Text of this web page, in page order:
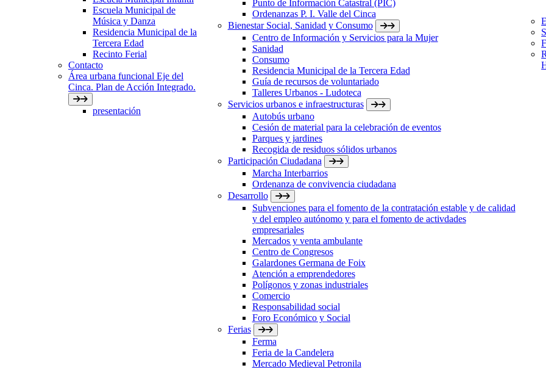
Escuela Municipal de
Música y Danza
Residencia Municipal de la
Tercera Edad
Recinto Ferial
Contacto
Área urbana funcional Eje del
Cinca. Plan de Acción Integrado.
presentación
Punto de Información Catastral (PIC)
Ordenanzas P. I. Valle del Cinca
Bienestar Social, Sanidad y Consumo
Centro de Información y Servicios para la Mujer
Sanidad
Consumo
Residencia Municipal de la Tercera Edad
Guía de recursos de voluntariado
Talleres Urbanos - Ludoteca
Servicios urbanos e infraestructuras
Autobús urbano
Cesión de material para la celebración de eventos
Parques y jardines
Recogida de residuos sólidos urbanos
Participación Ciudadana
Marcha Interbarrios
Ordenanza de convivencia ciudadana
Desarrollo
Subvenciones para el fomento de la contratación estable y de calidad
y del empleo autónomo y para el fomento de activdades
empresariales
Mercados y venta ambulante
Centro de Congresos
Galardones Germana de Foix
Atención a emprendedores
Polígonos y zonas industriales
Comercio
Responsabilidad social
Foro Económico y Social
Ferias
Ferma
Feria de la Candelera
Mercado Medieval Petronila